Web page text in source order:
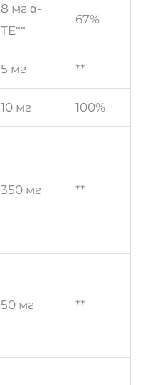
8 мг α-
TE**
67%
5 мг **
10 мг 100%
350 мг **
50 мг **